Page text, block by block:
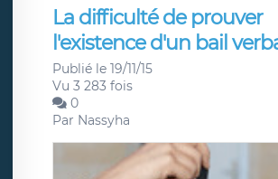
La difficulté de prouver
l'existence d'un bail
Publié le 19/11/15
Vu 3 283 fois
0
Par Nassyha